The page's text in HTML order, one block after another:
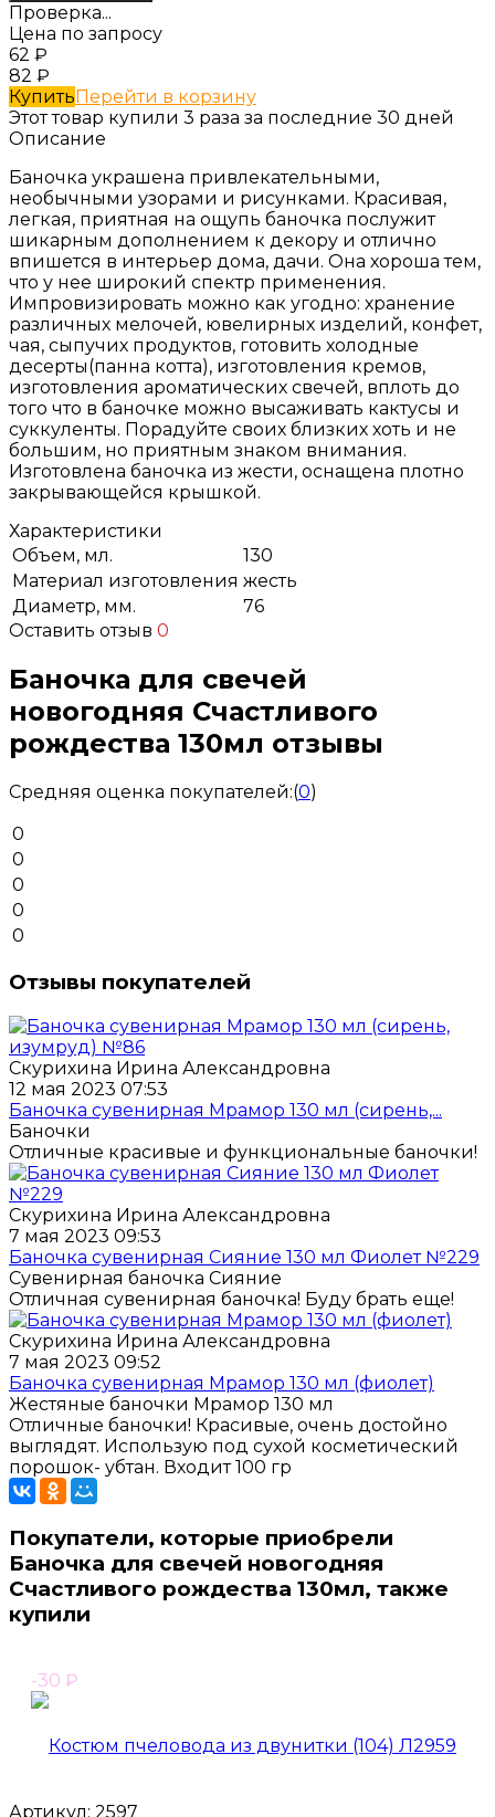
Проверка...
Цена по запросу
62 ₽
82 ₽
КупитьПерейти в корзину
Этот товар купили 3 раза за последние 30 дней
Описание
Баночка украшена привлекательными,
необычными узорами и рисунками. Красивая,
легкая, приятная на ощупь баночка послужит
шикарным дополнением к декору и отлично
впишется в интерьер дома, дачи. Она хороша тем,
что у нее широкий спектр применения.
Импровизировать можно как угодно: хранение
различных мелочей, ювелирных изделий, конфет,
чая, сыпучих продуктов, готовить холодные
десерты(панна котта), изготовления кремов,
изготовления ароматических свечей, вплоть до
того что в баночке можно высаживать кактусы и
суккуленты. Порадуйте своих близких хоть и не
большим, но приятным знаком внимания.
Изготовлена баночка из жести, оснащена плотно
закрывающейся крышкой.
Характеристики
Объем, мл.
130
Материал изготовления жесть
Диаметр, мм.
76
Оставить отзыв 0
Баночка для свечей
новогодняя Счастливого
рождества 130мл отзывы
Средняя оценка покупателей:(0)
0
0
0
0
0
Отзывы покупателей
Скурихина Ирина Александровна
12 мая 2023 07:53
Баночка сувенирная Мрамор 130 мл (сирень,...
Баночки
Отличные красивые и функциональные баночки!
Скурихина Ирина Александровна
7 мая 2023 09:53
Баночка сувенирная Сияние 130 мл Фиолет №229
Сувенирная баночка Сияние
Отличная сувенирная баночка! Буду брать еще!
Скурихина Ирина Александровна
7 мая 2023 09:52
Баночка сувенирная Мрамор 130 мл (фиолет)
Жестяные баночки Мрамор 130 мл
Отличные баночки! Красивые, очень достойно
выглядят. Использую под сухой косметический
порошок- убтан. Входит 100 гр
Покупатели, которые приобрели
Баночка для свечей новогодняя
Счастливого рождества 130мл, также
купили
-30 ₽
Артикул: 2597